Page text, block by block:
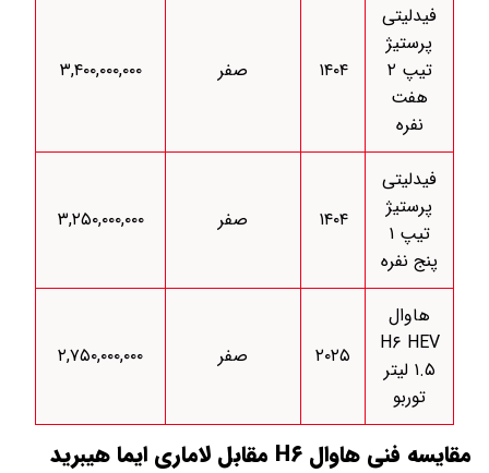
فیدلیتی
پرستیژ
تیپ ۲
هفت
نفره
۱۴۰۴ صفر ۳,۴۰۰,۰۰۰,۰۰۰
فیدلیتی
پرستیژ
تیپ ۱
پنج نفره
۱۴۰۴ صفر ۳,۲۵۰,۰۰۰,۰۰۰
هاوال
H۶ HEV
۱.۵ لیتر
توربو
۲۰۲۵ صفر ۲,۷۵۰,۰۰۰,۰۰۰
مقایسه فنی هاوال H۶ مقابل لاماری ایما هیبرید